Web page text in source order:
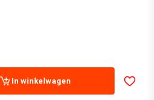
In winkelwagen